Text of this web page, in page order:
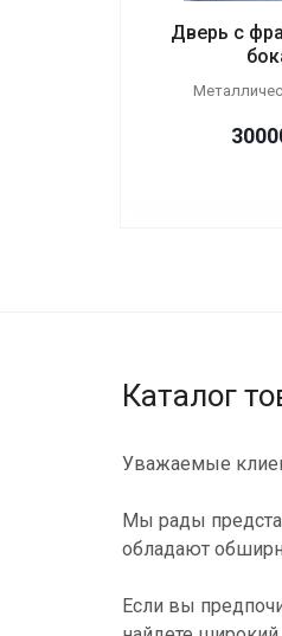
Дверь с
Каталог
Уважаемые
Мы рады
обладают
Если вы